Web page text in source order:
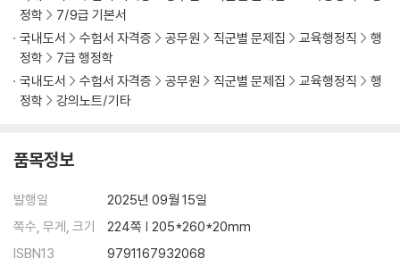
정학
7/9급 기본서
국내도서
수험서 자격증 공무원 직군별 문제집 교육행정직
행
정학
7급 행정학
국내도서
수험서 자격증 공무원 직군별 문제집 교육행정직
행
정학
강의노트/기타
품목정보
발행일
2025년 09월 15일
쪽수, 무게, 크기
224쪽 | 205*260*20mm
ISBN13
9791167932068